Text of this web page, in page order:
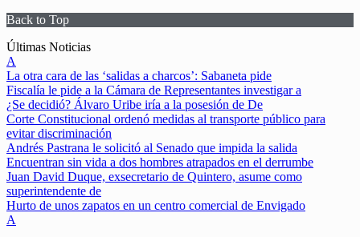
Back to Top
Skip
to
content
Últimas Noticias
A
La otra cara de las ‘salidas a charcos’: Sabaneta pide
Fiscalía le pide a la Cámara de Representantes investigar a
¿Se decidió? Álvaro Uribe iría a la posesión de De
Corte Constitucional ordenó medidas al transporte público para
evitar discriminación
Andrés Pastrana le solicitó al Senado que impida la salida
Encuentran sin vida a dos hombres atrapados en el derrumbe
Juan David Duque, exsecretario de Quintero, asume como
superintendente de
Hurto de unos zapatos en un centro comercial de Envigado
A